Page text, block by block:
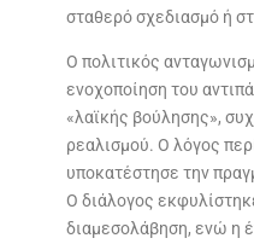
σταθερό σχεδιασμό ή
Ο πολιτικός
ενοχοποίηση του
«λαϊκής βούλησης»,
ρεαλισμού. Ο λόγος
υποκατέστησε την
Ο διάλογος
διαμεσολάβηση, ενώ η